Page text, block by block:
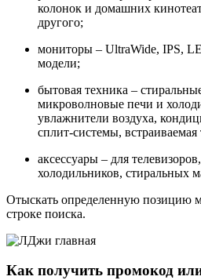
колонок и домашних
другого;
мониторы – UltraWide, IPS,
модели;
бытовая техника –
микроволновые печи и
увлажнители воздуха,
сплит-системы, встраиваемая
аксессуары – для
холодильников, стиральных
Отыскать определенную позицию
строке поиска.
Как получить промокод